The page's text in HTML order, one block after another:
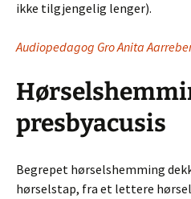
ikke tilgjengelig lenger).
Audiopedagog Gro Anita
presbyacusis
Begrepet hørselshemming
hørselstap, fra et lettere